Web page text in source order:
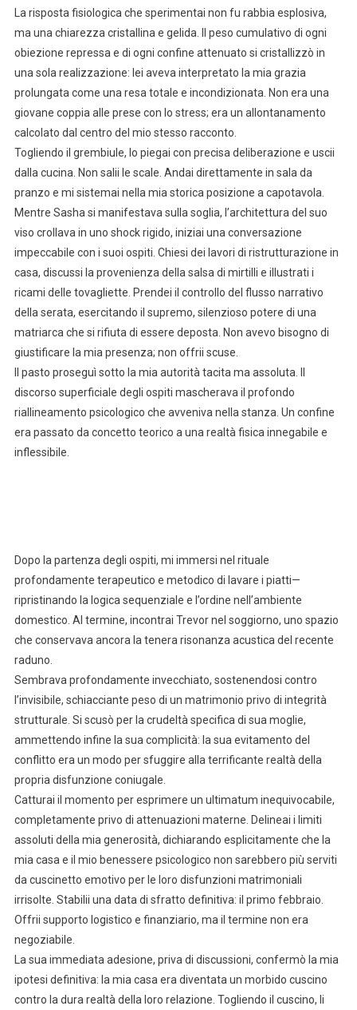
La risposta fisiologica che sperimentai non fu rabbia esplosiva,
ma una chiarezza cristallina e gelida. Il peso cumulativo di ogni
obiezione repressa e di ogni confine attenuato si cristallizzò in
una sola realizzazione: lei aveva interpretato la mia grazia
prolungata come una resa totale e incondizionata. Non era una
giovane coppia alle prese con lo stress; era un allontanamento
calcolato dal centro del mio stesso racconto.
Togliendo il grembiule, lo piegai con precisa deliberazione e uscii
dalla cucina. Non salii le scale. Andai direttamente in sala da
pranzo e mi sistemai nella mia storica posizione a capotavola.
Mentre Sasha si manifestava sulla soglia, l’architettura del suo
viso crollava in uno shock rigido, iniziai una conversazione
impeccabile con i suoi ospiti. Chiesi dei lavori di ristrutturazione in
casa, discussi la provenienza della salsa di mirtilli e illustrati i
ricami delle tovagliette. Prendei il controllo del flusso narrativo
della serata, esercitando il supremo, silenzioso potere di una
matriarca che si rifiuta di essere deposta. Non avevo bisogno di
giustificare la mia presenza; non offrii scuse.
Il pasto proseguì sotto la mia autorità tacita ma assoluta. Il
discorso superficiale degli ospiti mascherava il profondo
riallineamento psicologico che avveniva nella stanza. Un confine
era passato da concetto teorico a una realtà fisica innegabile e
inflessibile.
Dopo la partenza degli ospiti, mi immersi nel rituale
profondamente terapeutico e metodico di lavare i piatti—
ripristinando la logica sequenziale e l’ordine nell’ambiente
domestico. Al termine, incontrai Trevor nel soggiorno, uno spazio
che conservava ancora la tenera risonanza acustica del recente
raduno.
Sembrava profondamente invecchiato, sostenendosi contro
l’invisibile, schiacciante peso di un matrimonio privo di integrità
strutturale. Si scusò per la crudeltà specifica di sua moglie,
ammettendo infine la sua complicità: la sua evitamento del
conflitto era un modo per sfuggire alla terrificante realtà della
propria disfunzione coniugale.
Catturai il momento per esprimere un ultimatum inequivocabile,
completamente privo di attenuazioni materne. Delineai i limiti
assoluti della mia generosità, dichiarando esplicitamente che la
mia casa e il mio benessere psicologico non sarebbero più serviti
da cuscinetto emotivo per le loro disfunzioni matrimoniali
irrisolte. Stabilii una data di sfratto definitiva: il primo febbraio.
Offrii supporto logistico e finanziario, ma il termine non era
negoziabile.
La sua immediata adesione, priva di discussioni, confermò la mia
ipotesi definitiva: la mia casa era diventata un morbido cuscino
contro la dura realtà della loro relazione. Togliendo il cuscino, li